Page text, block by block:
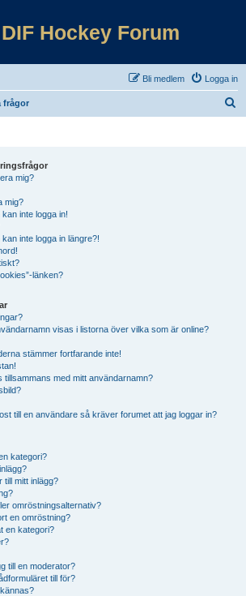
DIF Hockey Forum
Logga in
Bli medlem
frågor
mig?
mig?
inte logga in!
inte logga in längre?!
länken?
visas i listorna över vilka som är online?
stämmer fortfarande inte!
tillsammans med mitt användarnamn?
till en användare så kräver forumet att jag loggar in?
kategori?
till mitt inlägg?
omröstningsalternativ?
en omröstning?
en kategori?
till en moderator?
till för?